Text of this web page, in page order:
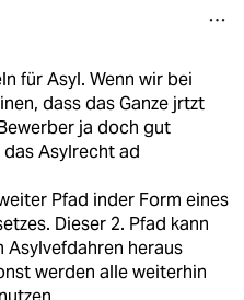
für Asyl. Wenn wir bei
dass das Ganze jrtzt
ja doch gut
Asylrecht ad
Pfad inder Form eines
Dieser 2. Pfad kann
Asylvefdahren heraus
werden alle weiterhin